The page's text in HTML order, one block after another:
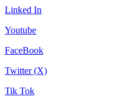
Linked In
Youtube
FaceBook
Twitter (X)
Tik Tok